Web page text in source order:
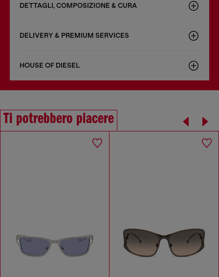
DETTAGLI, COMPOSIZIONE & CURA
DELIVERY & PREMIUM SERVICES
HOUSE OF DIESEL
Ti potrebbero piacere